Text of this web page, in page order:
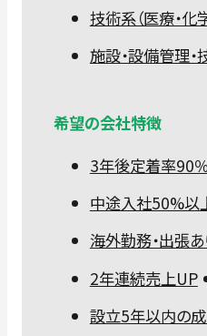
技術系（医療・化
施設・設備管理・
希望の会社特徴
3年後定着率90
中途入社50%以
海外勤務・出張あ
2年連続売上UP
設立5年以内の